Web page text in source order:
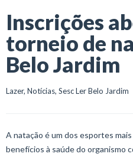
Inscrições
torneio de
Belo Jardim
Lazer, Notícias, Sesc Ler Belo Jardim
A natação é um dos esportes
benefícios à saúde do organismo